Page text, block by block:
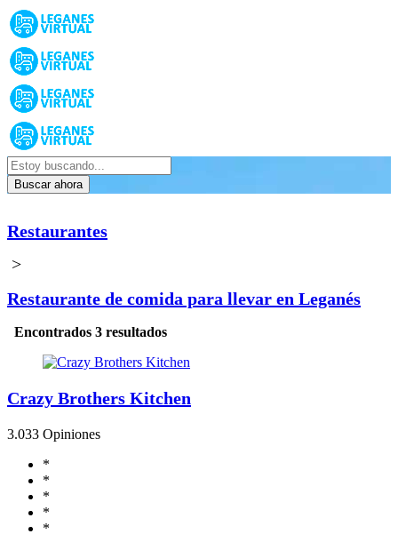
Buscar ahora
Restaurantes
>
Restaurante de comida para llevar en Leganés
Encontrados 3 resultados
Crazy Brothers Kitchen
3.033 Opiniones
*
*
*
*
*